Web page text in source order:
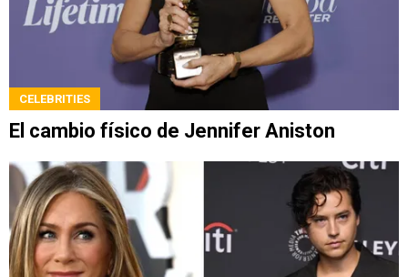
CELEBRITIES
El cambio físico de Jennifer Aniston